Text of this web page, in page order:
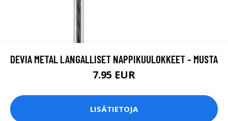
DEVIA METAL LANGALLISET NAPPIKUULOKKEET - MUSTA
7.95 EUR
LISÄTIETOJA